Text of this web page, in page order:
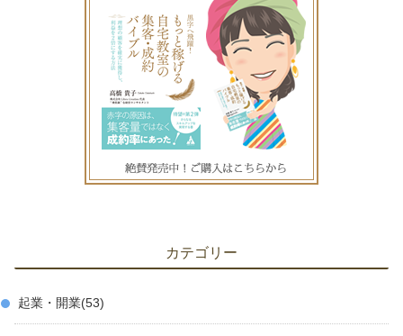
カテゴリー
起業・開業 53